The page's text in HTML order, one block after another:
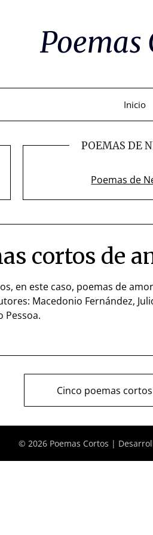
Poemas
Inicio
POEMAS DE
Poemas de
cortos de
en este caso, poemas de
Macedonio Fernández,
Pessoa.
Cinco poemas
© 2026 Poemas Cortos |